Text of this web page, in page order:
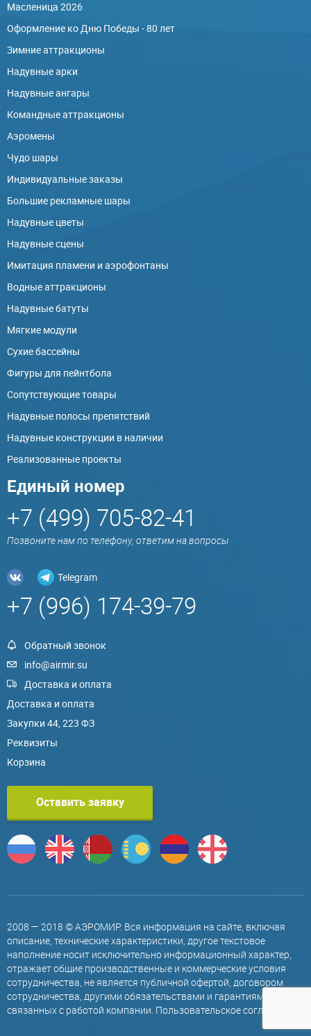
Масленица 2026
Оформление ко Дню Победы - 80 лет
Зимние аттракционы
Надувные арки
Надувные ангары
Командные аттракционы
Аэромены
Чудо шары
Индивидуальные заказы
Большие рекламные шары
Надувные цветы
Надувные сцены
Имитация пламени и аэрофонтаны
Водные аттракционы
Надувные батуты
Мягкие модули
Сухие бассейны
Фигуры для пейнтбола
Сопутствующие товары
Надувные полосы препятствий
Надувные конструкции в наличии
Реализованные проекты
Единый номер
+7 (499) 705-82-41
Позвоните нам по телефону, ответим на вопросы
Telegram
+7 (996) 174-39-79
Обратный звонок
info@airmir.su
Доставка и оплата
Доставка и оплата
Закупки 44, 223 ФЗ
Реквизиты
Корзина
Оставить заявку
2008 — 2018 © АЭРОМИР. Вся информация на сайте, включая
описание, технические характеристики, другое текстовое
наполнение носит исключительно информационный характер,
отражает общие производственные и коммерческие условия
сотрудничества, не является публичной офертой, договором
сотрудничества, другими обязательствами и гарантиями,
связанных с работой компании. Пользовательское соглашение